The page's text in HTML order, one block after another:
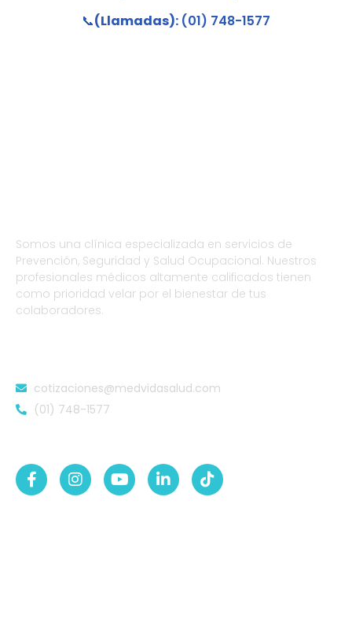
📞(Llamadas): (01) 748-1577
Somos una clínica especializada en servicios de
Prevención, Seguridad y Salud Ocupacional. Nuestros
profesionales médicos altamente calificados tienen
como prioridad velar por el bienestar de tus
colaboradores.
cotizaciones@medvidasalud.com
(01) 748-1577